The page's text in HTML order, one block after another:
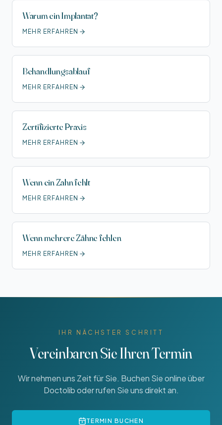
Warum ein Implantat?
MEHR ERFAHREN
Behandlungs­ablauf
MEHR ERFAHREN
Zertifizierte Praxis
MEHR ERFAHREN
Wenn ein Zahn fehlt
MEHR ERFAHREN
Wenn mehrere Zähne fehlen
MEHR ERFAHREN
IHR NÄCHSTER SCHRITT
Vereinbaren Sie Ihren Termin
Wir nehmen uns Zeit für Sie. Buchen Sie online über
Doctolib oder rufen Sie uns direkt an.
TERMIN BUCHEN